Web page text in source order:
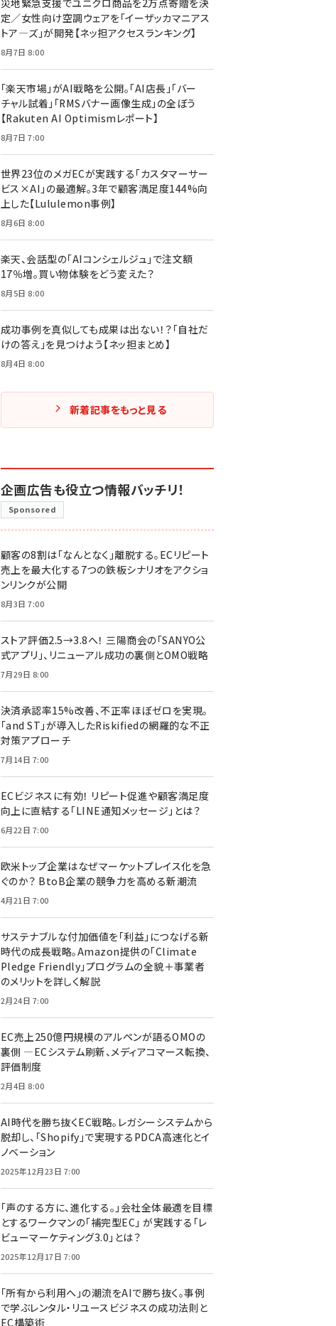
災地緊急支援でユニクロ商品を2万点寄贈を決
定／女性向け空調ウェアを「イーザッカマニアス
トア―ズ」が開発【ネッ担アクセスランキング】
8月7日 8:00
「楽天市場」がAI戦略を公開。「AI店長」「バー
チャル試着」「RMSバナー画像生成」の全ぼう
【Rakuten AI Optimismレポート】
8月7日 7:00
世界23位のメガECが実践する「カスタマーサー
ビス×AI」の最適解。3年で顧客満足度144%向
上した【Lululemon事例】
8月6日 8:00
楽天、会話型の「AIコンシェルジュ」で注文額
17％増。買い物体験をどう変えた？
8月5日 8:00
成功事例を真似しても成果は出ない！？「自社だ
けの答え」を見つけよう【ネッ担まとめ】
8月4日 8:00
新着記事をもっと見る
企画広告も役立つ情報バッチリ！
Sponsored
顧客の8割は「なんとなく」離脱する。ECリピート
売上を最大化する7つの鉄板シナリオをアクショ
ンリンクが公開
8月3日 7:00
ストア評価2.5→3.8へ！ 三陽商会の「SANYO公
式アプリ」、リニューアル成功の裏側とOMO戦略
7月29日 8:00
決済承認率15%改善、不正率ほぼゼロを実現。
「and ST」が導入したRiskifiedの網羅的な不正
対策アプローチ
7月14日 7:00
ECビジネスに有効！ リピート促進や顧客満足度
向上に直結する「LINE通知メッセージ」とは？
6月22日 7:00
欧米トップ企業はなぜマーケットプレイス化を急
ぐのか？ BtoB企業の競争力を高める新潮流
4月21日 7:00
サステナブルな付加価値を「利益」につなげる新
時代の成長戦略。Amazon提供の「Climate
Pledge Friendly」プログラムの全貌＋事業者
のメリットを詳しく解説
2月24日 7:00
EC売上250億円規模のアルペンが語るOMOの
裏側 ―ECシステム刷新、メディアコマース転換、
評価制度
2月4日 8:00
AI時代を勝ち抜くEC戦略。レガシーシステムから
脱却し、「Shopify」で実現するPDCA高速化とイ
ノベーション
2025年12月23日 7:00
「声のする方に、進化する。」会社全体最適を目標
とするワークマンの「補完型EC」 が実践する「レ
ビューマーケティング3.0」とは？
2025年12月17日 7:00
「所有から利用へ」の潮流をAIで勝ち抜く。事例
で学ぶレンタル・リユースビジネスの成功法則と
EC構築術